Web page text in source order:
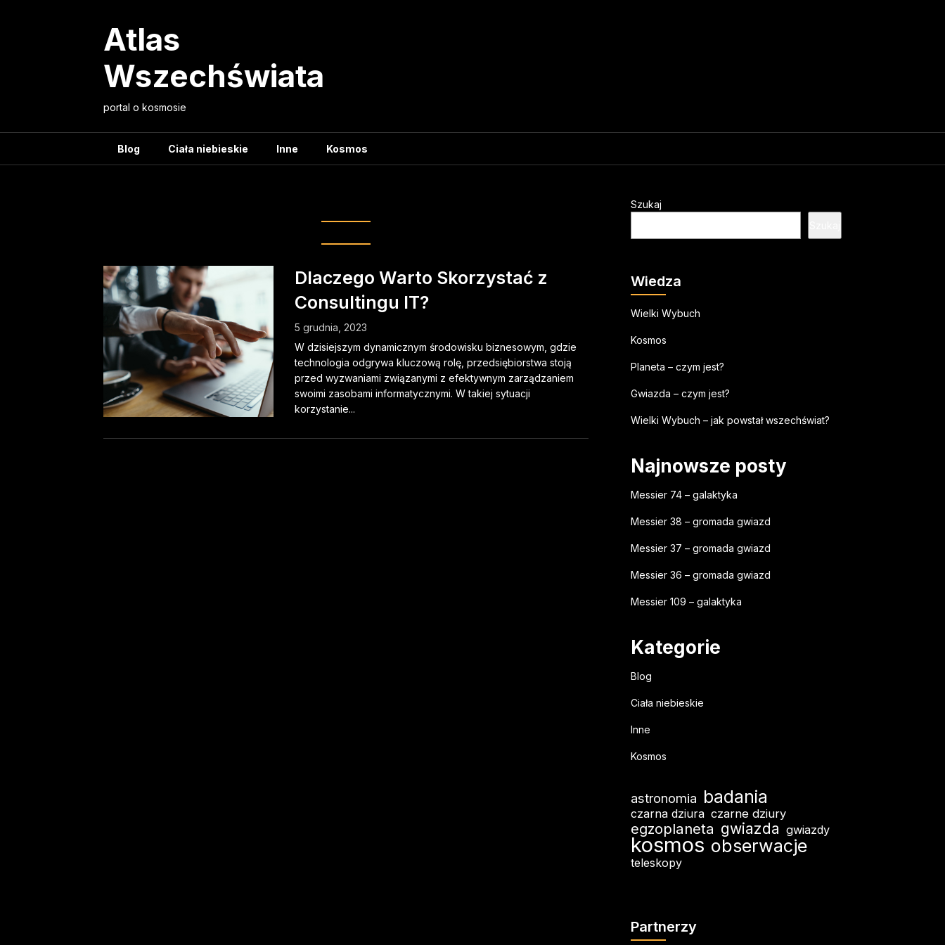
Atlas
Wszechświata
portal o kosmosie
Blog Ciała niebieskie Inne Kosmos
Dlaczego Warto Skorzystać z
Consultingu IT?
5 grudnia, 2023
W dzisiejszym dynamicznym środowisku biznesowym, gdzie
technologia odgrywa kluczową rolę, przedsiębiorstwa stoją
przed wyzwaniami związanymi z efektywnym zarządzaniem
swoimi zasobami informatycznymi. W takiej sytuacji
korzystanie...
Szukaj
Wiedza
Wielki Wybuch
Kosmos
Planeta – czym jest?
Gwiazda – czym jest?
Wielki Wybuch – jak powstał wszechświat?
Najnowsze posty
Messier 74 – galaktyka
Messier 38 – gromada gwiazd
Messier 37 – gromada gwiazd
Messier 36 – gromada gwiazd
Messier 109 – galaktyka
Kategorie
Blog
Ciała niebieskie
Inne
Kosmos
astronomia badania
czarna dziura czarne dziury
egzoplaneta gwiazda gwiazdy
kosmos obserwacje
teleskopy
Partnerzy